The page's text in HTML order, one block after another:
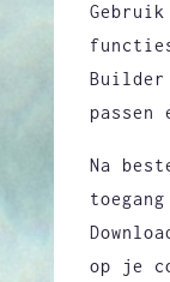
Builder
passen
Na
op je